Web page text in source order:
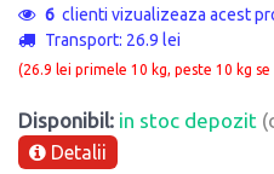
6 clienti vizualizeaza acest
Transport: 26.9 lei
(26.9 lei primele 10 kg, peste 10 kg
Disponibil: in stoc depozit
Detalii